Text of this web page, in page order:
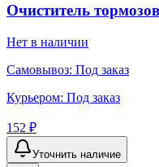
Очиститель
Нет в наличии
Самовывоз: Под заказ
Курьером: Под заказ
152 ₽
Уточнить наличие